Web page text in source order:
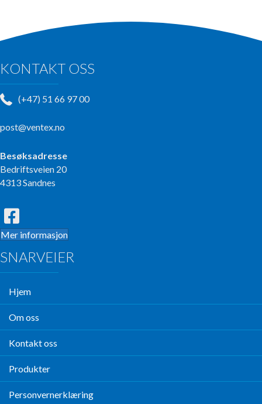
KONTAKT OSS
(+47) 51 66 97 00
post@ventex.no
Besøksadresse
Bedriftsveien 20
4313 Sandnes
Mer informasjon
SNARVEIER
Hjem
Om oss
Kontakt oss
Produkter
Personvernerklæring